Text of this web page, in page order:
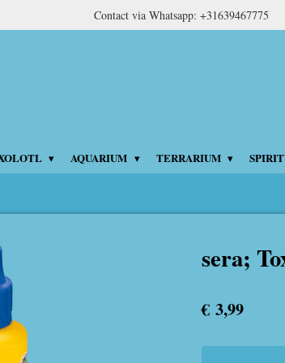
Contact via Whatsapp: +31639467775
AQUARIUM TERRARIUM
sera;
€ 3,99